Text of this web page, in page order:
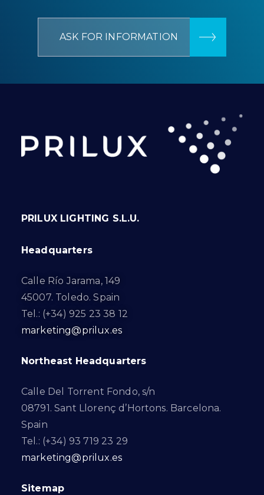
ASK FOR INFORMATION
PRILUX LIGHTING S.L.U.
Headquarters
Calle Río Jarama, 149
45007. Toledo. Spain
Tel.: (+34) 925 23 38 12
marketing@prilux.es
Northeast Headquarters
Calle Del Torrent Fondo, s/n
08791. Sant Llorenç d’Hortons. Barcelona.
Spain
Tel.: (+34) 93 719 23 29
marketing@prilux.es
Sitemap